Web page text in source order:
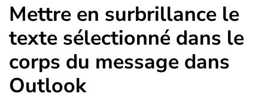
Mettre en surbrillance le
texte sélectionné dans le
corps du message dans
Outlook